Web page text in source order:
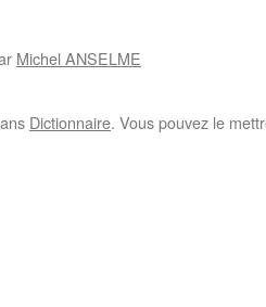
Michel ANSELME
Dictionnaire. Vous pouvez le